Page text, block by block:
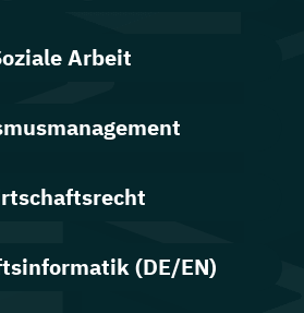
Arbeit
(DE/EN)